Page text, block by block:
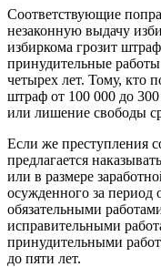
Соответствующие
незаконную выдачу
избиркома грозит
принудительные
четырех лет. Тому, кто
штраф от 100 000 до
или лишение свободы
Если же преступления
предлагается
или в размере
осужденного за период
обязательными
исправительными
принудительными
до пяти лет.